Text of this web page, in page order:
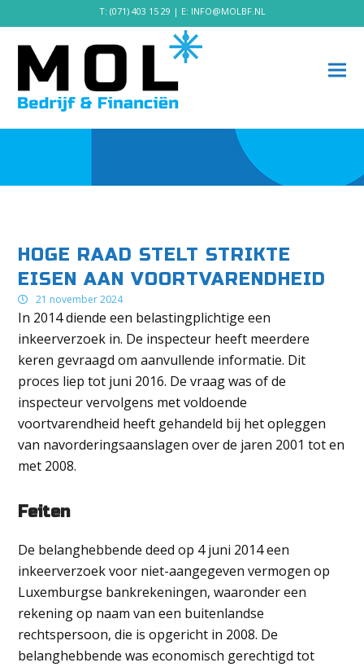
T: (071) 403 15 29 | E: INFO@MOLBF.NL
HOGE RAAD STELT STRIKTE
EISEN AAN VOORTVARENDHEID
21 november 2024
In 2014 diende een belastingplichtige een
inkeerverzoek in. De inspecteur heeft meerdere
keren gevraagd om aanvullende informatie. Dit
proces liep tot juni 2016. De vraag was of de
inspecteur vervolgens met voldoende
voortvarendheid heeft gehandeld bij het opleggen
van navorderingsaanslagen over de jaren 2001 tot en
met 2008.
Feiten
De belanghebbende deed op 4 juni 2014 een
inkeerverzoek voor niet-aangegeven vermogen op
Luxemburgse bankrekeningen, waaronder een
rekening op naam van een buitenlandse
rechtspersoon, die is opgericht in 2008. De
belanghebbende was economisch gerechtigd tot